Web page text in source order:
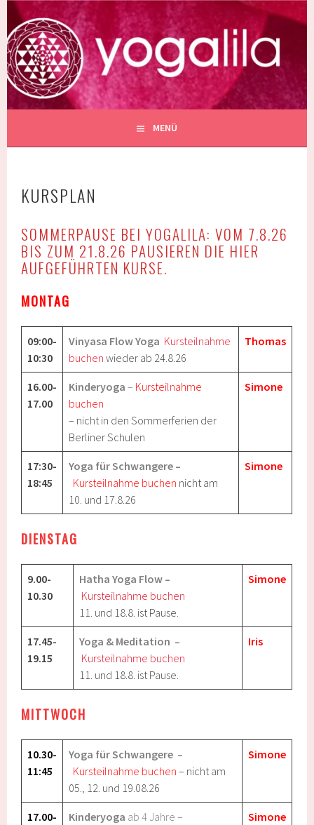
Springe
zum
InhaltYOGALILA
SCHULE FÜR YOGA IN BERLIN PRENZLAUER BERG
MENÜ
KURSPLAN
SOMMERPAUSE BEI YOGALILA: VOM 7.8.26
BIS ZUM 21.8.26 PAUSIEREN DIE HIER
AUFGEFÜHRTEN KURSE.
MONTAG
09:00-
10:30
Vinyasa Flow Yoga Kursteilnahme
buchen wieder ab 24.8.26
Thomas
16.00-
17.00
Kinderyoga – Kursteilnahme
buchen
– nicht in den Sommerferien der
Berliner Schulen
Simone
17:30-
18:45
Yoga für Schwangere –
Kursteilnahme buchen nicht am
10. und 17.8.26
Simone
DIENSTAG
9.00-
10.30
Hatha Yoga Flow –
Kursteilnahme buchen
11. und 18.8. ist Pause.
Simone
17.45-
19.15
Yoga & Meditation –
Kursteilnahme buchen
11. und 18.8. ist Pause.
Iris
MITTWOCH
10.30-
11:45
Yoga für Schwangere –
Kursteilnahme buchen – nicht am
05., 12. und 19.08.26
Simone
17.00-
Kinderyoga ab 4 Jahre –
Simone